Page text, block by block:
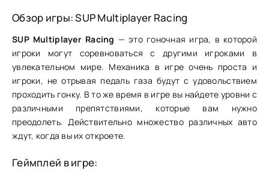
Обзор игры: SUP Multiplayer Racing
SUP Multiplayer Racing — это гоночная игра, в которой
игроки могут соревноваться с другими игроками в
увлекательном мире. Механика в игре очень проста и
игроки, не отрывая педаль газа будут с удовольствием
проходить гонку. В то же время в игре вы найдете уровни с
различными препятствиями, которые вам нужно
преодолеть. Действительно множество различных авто
ждут, когда вы их откроете.
Геймплей в игре: